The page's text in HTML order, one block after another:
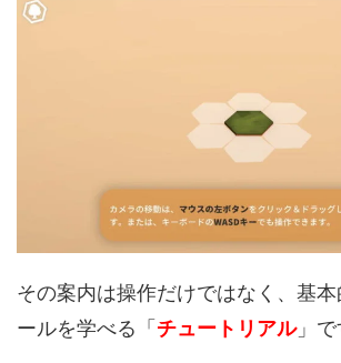
その案内は操作だけではなく、基
ールを学べる「 チュートリアル」で